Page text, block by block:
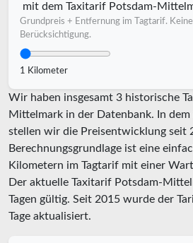
mit dem Taxitarif Potsdam-
Grundpreis + Entfernung im Tagtarif.
Berücksichtigung.
1 Kilometer
Wir haben insgesamt 3 historische
Mittelmark in der Datenbank. In
stellen wir die Preisentwicklung seit
Berechnungsgrundlage ist eine
Kilometern im Tagtarif mit einer
Der aktuelle Taxitarif Potsdam-
Tagen gültig. Seit 2015 wurde der
Tage aktualisiert.